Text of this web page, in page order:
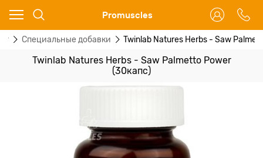
Promuscles
Специальные добавки Twinlab Natures Herbs - Saw
Twinlab Natures Herbs - Saw Palmetto Power
(30капс)
Ваш город - Москва,
угадали?
ДА НЕТ